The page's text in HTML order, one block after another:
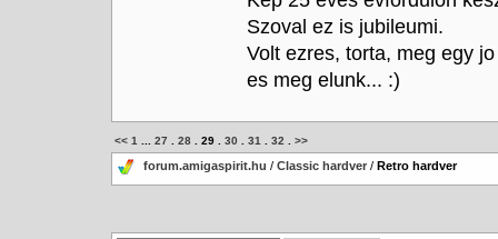
Szoval ez is jubileumi.
Volt ezres, torta, meg egy
es meg elunk... :)
<< 1 27 28 29 30 31 32 >>
forum.amigaspirit.hu / Classic hardver / Retro hardver